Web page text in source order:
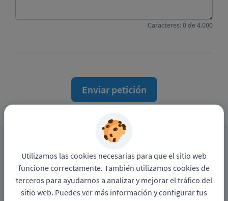
Caracteres:0 de4.000
Enviar petición
Contacto con DPO
Sitio web de
Funciona con
Utilizamos las cookies necesarias para que el sitio web
funcione correctamente. También utilizamos cookies de
terceros para ayudarnos a analizar y mejorar el tráfico del
sitio web. Puedes ver más información y configurar tus